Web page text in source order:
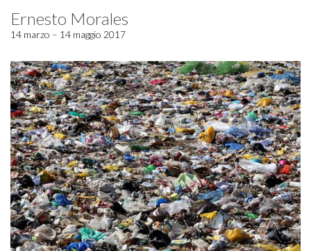
Ernesto Morales
14 marzo – 14 maggio 2017